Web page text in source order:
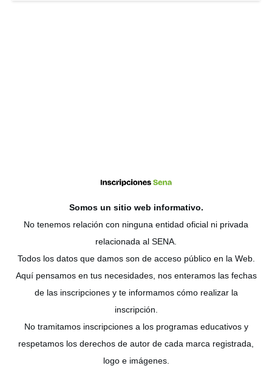
Somos un sitio web informativo.
No tenemos relación con ninguna entidad oficial ni privada
relacionada al SENA.
Todos los datos que damos son de acceso público en la Web.
Aquí pensamos en tus necesidades, nos enteramos las fechas
de las inscripciones y te informamos cómo realizar la
inscripción.
No tramitamos inscripciones a los programas educativos y
respetamos los derechos de autor de cada marca registrada,
logo e imágenes.